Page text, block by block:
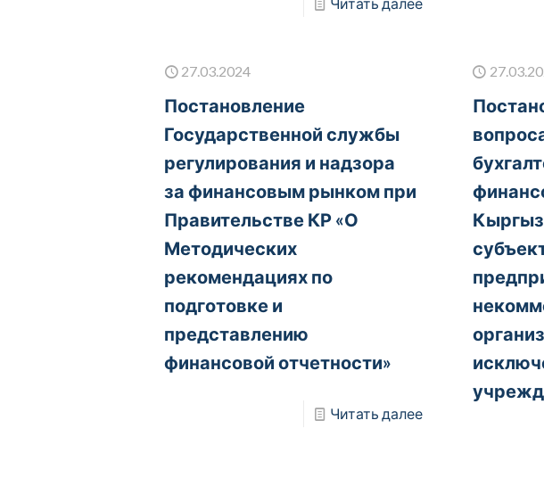
27.03.2024
Постановление
Государственной службы
регулирования и надзора
за финансовым рынком при
Правительстве КР «О
Методических
рекомендациях по
подготовке и
представлению
финансовой отчетности»
Читать далее